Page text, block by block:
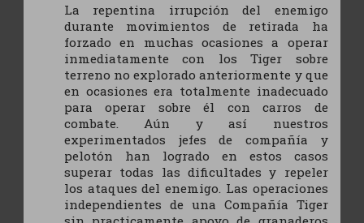
La repentina irrupción del enemigo
durante movimientos de retirada ha
forzado en muchas ocasiones a operar
inmediatamente con los Tiger sobre
terreno no explorado anteriormente y que
en ocasiones era totalmente inadecuado
para operar sobre él con carros de
combate. Aún y así nuestros
experimentados jefes de compañía y
pelotón han logrado en estos casos
superar todas las dificultades y repeler
los ataques del enemigo. Las operaciones
independientes de una Compañía Tiger